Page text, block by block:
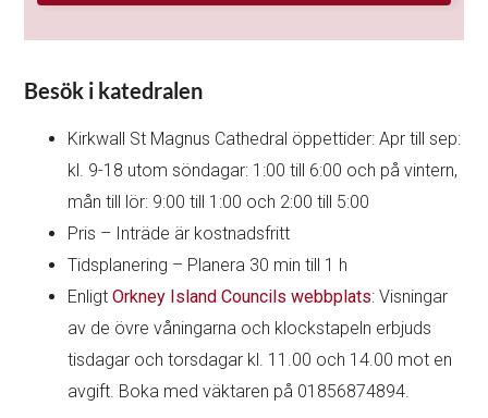
Besök i katedralen
Kirkwall St Magnus Cathedral öppettider: Apr till sep:
kl. 9-18 utom söndagar: 1:00 till 6:00 och på vintern,
mån till lör: 9:00 till 1:00 och 2:00 till 5:00
Pris – Inträde är kostnadsfritt
Tidsplanering – Planera 30 min till 1 h
EnligtOrkney Island Councils webbplats: Visningar
av de övre våningarna och klockstapeln erbjuds
tisdagar och torsdagar kl. 11.00 och 14.00 mot en
avgift. Boka med väktaren på 01856874894.